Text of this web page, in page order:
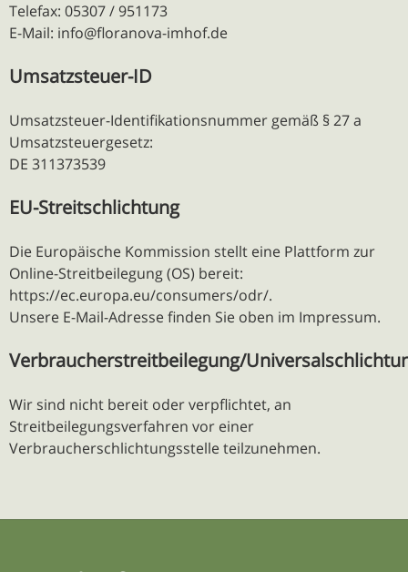
Telefax: 05307 / 951173
E-Mail: info@floranova-imhof.de
Umsatzsteuer-ID
Umsatzsteuer-Identifikationsnummer gemäß § 27 a
Umsatzsteuergesetz:
DE 311373539
EU-Streitschlichtung
Die Europäische Kommission stellt eine Plattform zur
Online-Streitbeilegung (OS) bereit:
https://ec.europa.eu/consumers/odr/.
Unsere E-Mail-Adresse finden Sie oben im Impressum.
Verbraucherstreitbeilegung/
Wir sind nicht bereit oder verpflichtet, an
Streitbeilegungsverfahren vor einer
Verbraucherschlichtungsstelle teilzunehmen.